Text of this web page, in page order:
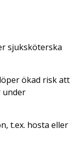
sjuksköterska
ökad risk att
under
t.ex. hosta eller